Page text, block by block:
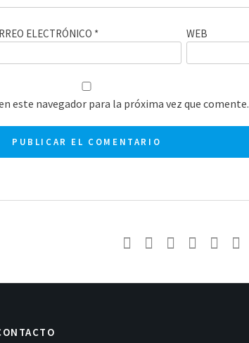
ELECTRÓNICO * WEB
este navegador para la próxima vez que comente.